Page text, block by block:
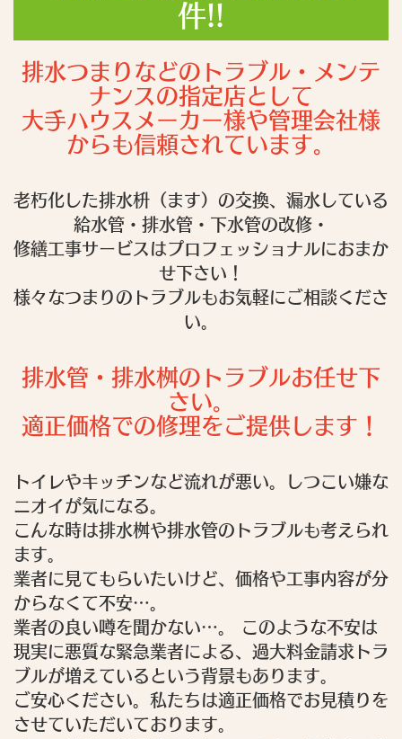
件!!
排水つまりなどのトラブル・メンテ
ナンスの指定店として
大手ハウスメーカー様や管理会社様
からも信頼されています。
老朽化した排水枡（ます）の交換、漏水している
給水管・排水管・下水管の改修・
修繕工事サービスはプロフェッショナルにおまか
せ下さい！
様々なつまりのトラブルもお気軽にご相談くださ
い。
排水管・排水桝のトラブルお任せ下
さい。
適正価格での修理をご提供します！
トイレやキッチンなど流れが悪い。しつこい嫌な
ニオイが気になる。
こんな時は排水桝や排水管のトラブルも考えられ
ます。
業者に見てもらいたいけど、価格や工事内容が分
からなくて不安…。
業者の良い噂を聞かない…。 このような不安は
現実に悪質な緊急業者による、過大料金請求トラ
ブルが増えているという背景もあります。
ご安心ください。私たちは適正価格でお見積りを
させていただいております。